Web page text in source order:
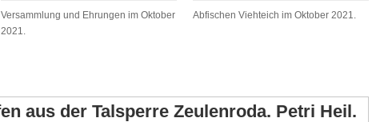
Versammlung und Ehrungen im Oktober
2021.
Abfischen Viehteich im Oktober 2021.
aus der Talsperre Zeulenroda. Petri Heil.